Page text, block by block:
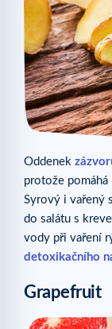
Oddenek
protože
Syrový i vařený
do salátu s
vody při vaření
detoxikačního
Grapefruit